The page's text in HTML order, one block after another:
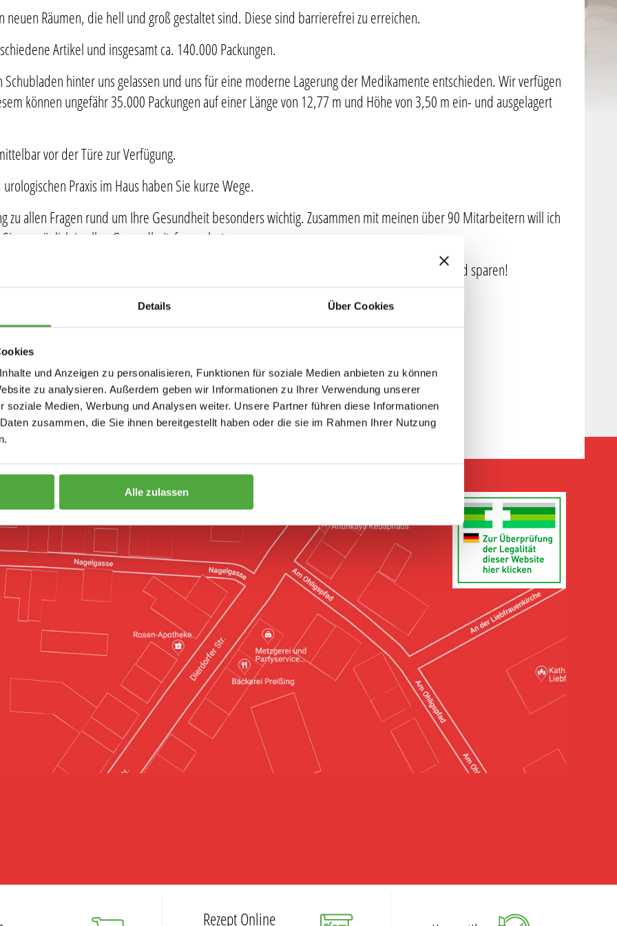
Details Über Cookies
und Anzeigen zu personalisieren, Funktionen für soziale Medien anbieten zu können
zu analysieren. Außerdem geben wir Informationen zu Ihrer Verwendung unserer
soziale Medien, Werbung und Analysen weiter. Unsere Partner führen diese Informationen
zusammen, die Sie ihnen bereitgestellt haben oder die sie im Rahmen Ihrer Nutzung
Alle zulassen
neuen Räumen, die hell und groß gestaltet sind. Diese sind barrierefrei zu erreichen.
Artikel und insgesamt ca. 140.000 Packungen.
Schubladen hinter uns gelassen und uns für eine moderne Lagerung der Medikamente entschieden. Wir verfügen
können ungefähr 35.000 Packungen auf einer Länge von 12,77 m und Höhe von 3,50 m ein- und ausgelagert
vor der Türe zur Verfügung.
Praxis im Haus haben Sie kurze Wege.
zu allen Fragen rund um Ihre Gesundheit besonders wichtig. Zusammen mit meinen über 90 Mitarbeitern will ich
persönlich in allen Gesundheitsfragen betreuen.
Produkte hat bei uns dauerhaft stark reduzierte Preise und so können Sie viel bares Geld sparen!
ROSEN-APOTHEKE Neuwied
Rezept Online
Altenheimversorgung
Altmedikamente
Medikamente stellen
Medizinisches Cannabis
Per App bestellen
Rezept einlösen / Medikamente vorbestellen